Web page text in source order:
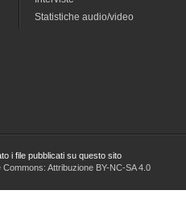
Statistiche audio/video
i file pubblicati su questo sito
Commons: Attribuzione BY-NC-SA 4.0